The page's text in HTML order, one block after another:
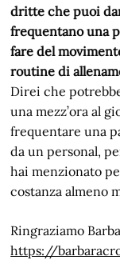
dritte che puoi
frequentano una
fare del
routine di
Direi che
una mezz’ora al
frequentare una
da un personal,
hai menzionato
costanza almeno
Ringraziamo
https://